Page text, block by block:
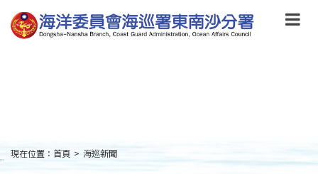
到
主
要
:::
現在位置： 首頁 > 海巡新聞